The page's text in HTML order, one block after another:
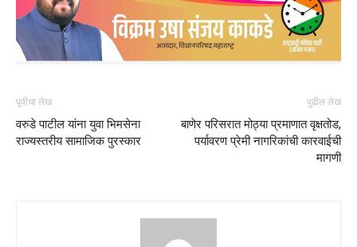
पूर्वीचा लेख
वरुडे पाटील यांना युवा भिमसेना
राज्यस्तरीय सामाजिक पुरस्कार
पुढील लेख
बाणेर परिसरात मोठ्या प्रमाणात वृक्षतोड,
पर्यावरण प्रेमी नागरिकांची कारवाईची
मागणी